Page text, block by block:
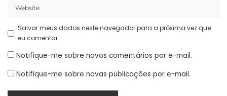
Salvar meus dados neste navegador para a próxima vez que
eu comentar.
Notifique-me sobre novos comentários por e-mail.
Notifique-me sobre novas publicações por e-mail.